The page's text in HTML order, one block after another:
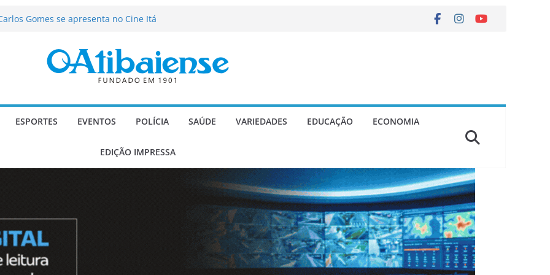
Gomes se apresenta no Cine Itá
setor ultrapassaram R$ 137 milhões
candidato a deputado
ESPORTES EVENTOS POLÍCIA SAÚDE VARIEDADES EDUCAÇÃO ECONOMIA
EDIÇÃO IMPRESSA